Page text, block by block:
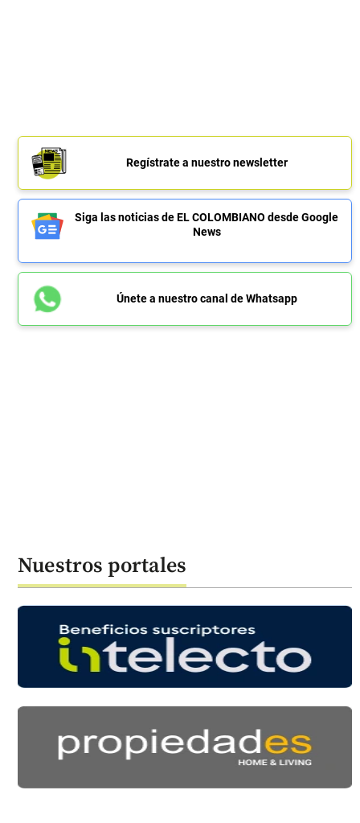
Regístrate a nuestro newsletter
Siga las noticias de EL COLOMBIANO desde Google
News
Únete a nuestro canal de Whatsapp
Nuestros portales